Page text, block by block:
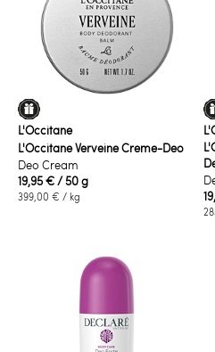
L'Occitane
L'Occitane Verveine Creme-Deo
Deo Cream
19,95 €/ 50 g
399,00 € / kg